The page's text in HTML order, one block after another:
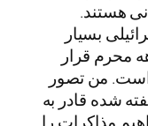
هستند.
بسیار
محرم قرار
من تصور
شده قادر به